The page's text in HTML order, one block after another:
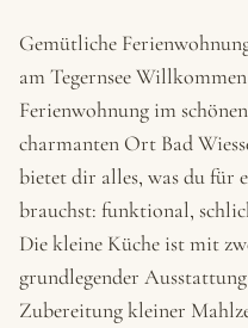
Gemütliche
am Tegernsee
Ferienwohnung im
charmanten Ort Bad
bietet dir alles, was du für
brauchst: funktional,
Die kleine Küche ist mit
grundlegender
Zubereitung kleiner